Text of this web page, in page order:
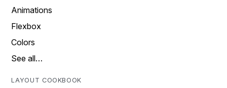
Animations
Flexbox
Colors
See all…
LAYOUT COOKBOOK